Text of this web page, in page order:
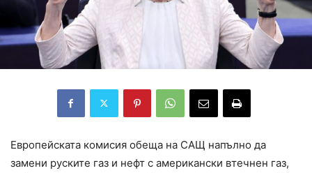
Европейската комисия обеща на САЩ напълно да
замени руските газ и нефт с американски втечнен газ,